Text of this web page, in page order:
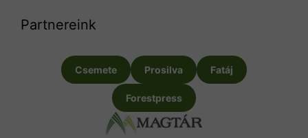
Partnereink
Csemete Prosilva Fatáj
Forestpress